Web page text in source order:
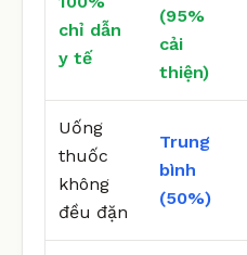
chỉ dẫn
y tế
(95%
cải
thiện)
Uống
thuốc
không
đều đặn
Trung
bình
(50%)